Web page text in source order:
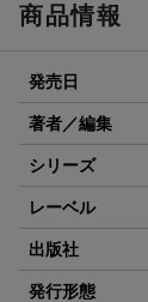
商品情報
発売日
著者／編集
シリーズ
レーベル
出版社
発行形態